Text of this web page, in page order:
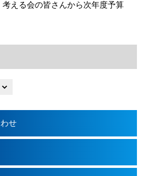
考える会の皆さんから次年度予算
せ